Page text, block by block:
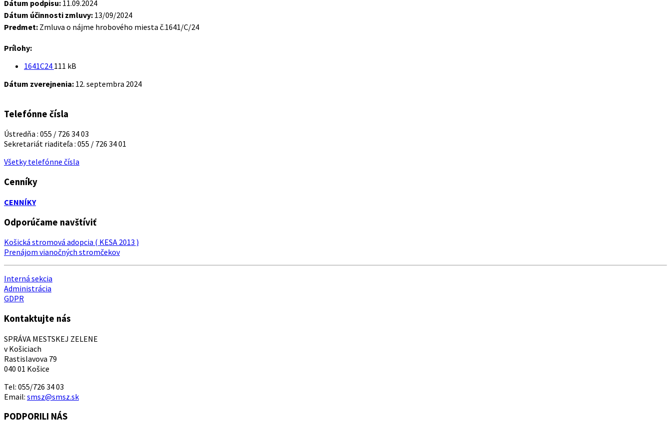
Dátum podpisu: 11.09.2024
Dátum účinnosti zmluvy: 13/09/2024
Predmet: Zmluva o nájme hrobového miesta č.1641/C/24
Prílohy:
1641C24 Veľkosť
111 kB
Dátum zverejnenia: 12. septembra 2024
Telefónne čísla
Ústredňa : 055 / 726 34 03
Sekretariát riaditeľa : 055 / 726 34 01
Všetky telefónne čísla
Cenníky
CENNÍKY
Odporúčame navštíviť
Košická stromová adopcia ( KESA 2013 )
Prenájom vianočných stromčekov
Interná sekcia
Administrácia
GDPR
Kontaktujte nás
SPRÁVA MESTSKEJ ZELENE
v Košiciach
Rastislavova 79
040 01 Košice
Tel: 055/726 34 03
Email: smsz@smsz.sk
PODPORILI NÁS